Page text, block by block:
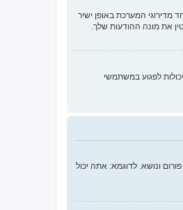
המערכת באופן ישיר
את מונה ההודעות שלך.
לפגוע במשתמשי
ונושא. לדוגמא: אתה יכול